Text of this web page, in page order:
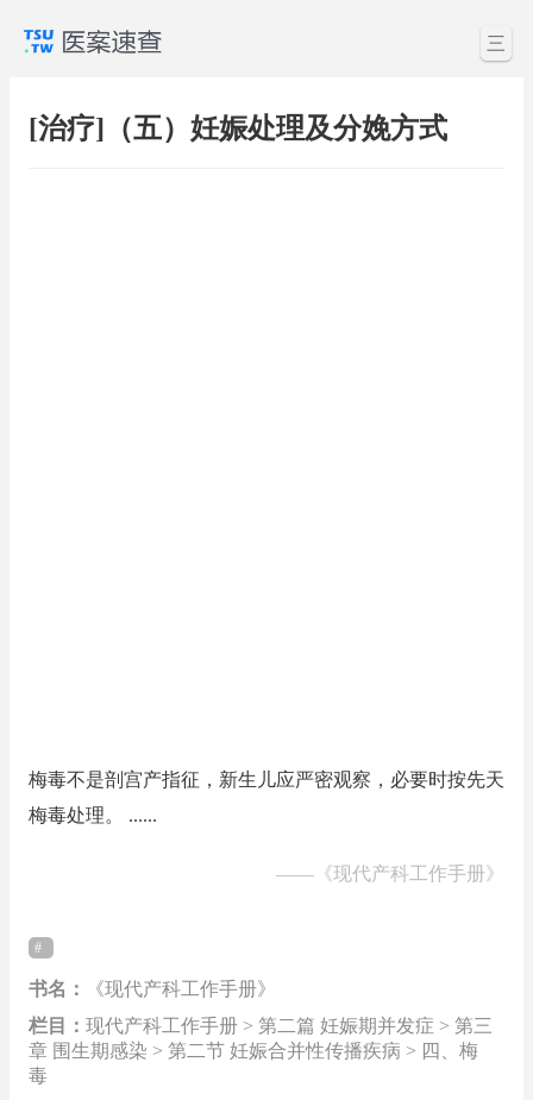
三
[治疗]（五）妊娠处理及分娩方式
梅毒不是剖宫产指征，新生儿应严密观察，必要时按先天
梅毒处理。 ......
—— 《现代产科工作手册》
书名：
《现代产科工作手册》
栏目： 现代产科工作手册 > 第二篇 妊娠期并发症 > 第三
章 围生期感染 > 第二节 妊娠合并性传播疾病 > 四、梅
毒